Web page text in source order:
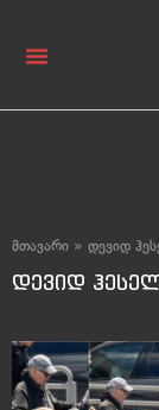
მთავარი » დევიდ
დევიდ